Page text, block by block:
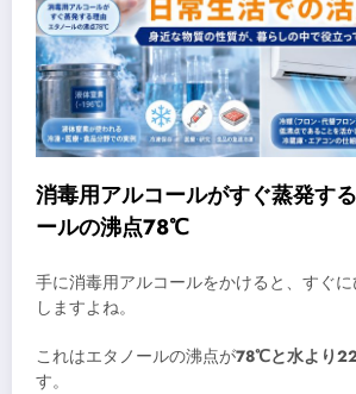
消毒用アルコールがすぐ蒸発す
ールの沸点78℃
手に消毒用アルコールをかけると、すぐ
しますよね。
これはエタノールの沸点が78℃と水より
す。